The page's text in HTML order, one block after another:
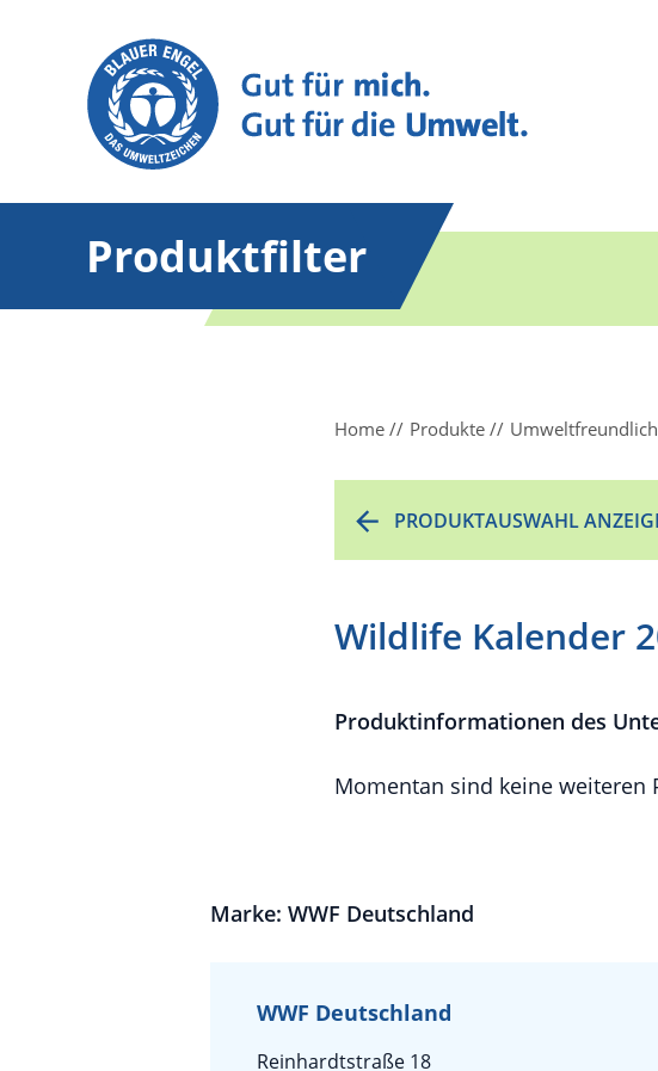
Produktfilter
Home Produkte
PRODUKTAUSWAHL
Wildlife Kalender
Produktinformationen des
Momentan sind keine
Marke: WWF Deutschland
WWF Deutschland
Reinhardtstraße 18